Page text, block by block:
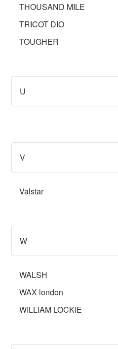
THOUSAND MILE
TRICOT DIO
TOUGHER
U
V
Valstar
W
WALSH
WAX london
WILLIAM LOCKIE